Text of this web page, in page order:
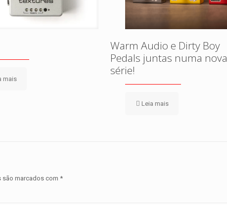
mais
Warm Audio e Dirty Boy
Pedals juntas numa nova
série!
Leia mais
marcados com *